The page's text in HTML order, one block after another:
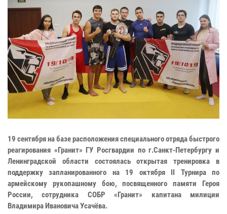
19 сентября на базе расположения специального отряда быстрого
реагирования «Гранит» ГУ Росгвардии по г.Санкт-Петербургу и
Ленинградской области состоялась открытая тренировка в
поддержку запланированного на 19 октября II Турнира по
армейскому рукопашному бою, посвященного памяти Героя
России, сотрудника СОБР «Гранит» капитана милиции
Владимира Ивановича Усачёва.